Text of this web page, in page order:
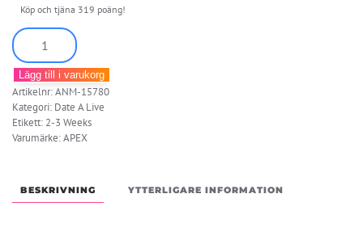
Köp och tjäna 319 poäng!
Date
A
Live:
Spirit
Pledge
Natsumi
Dress
Ver.)
Lägg till i varukorg
Artikelnr:ANM-15780
Kategori: Date A Live
Etikett: 2-3 Weeks
Varumärke:APEX
BESKRIVNING YTTERLIGARE INFORMATION